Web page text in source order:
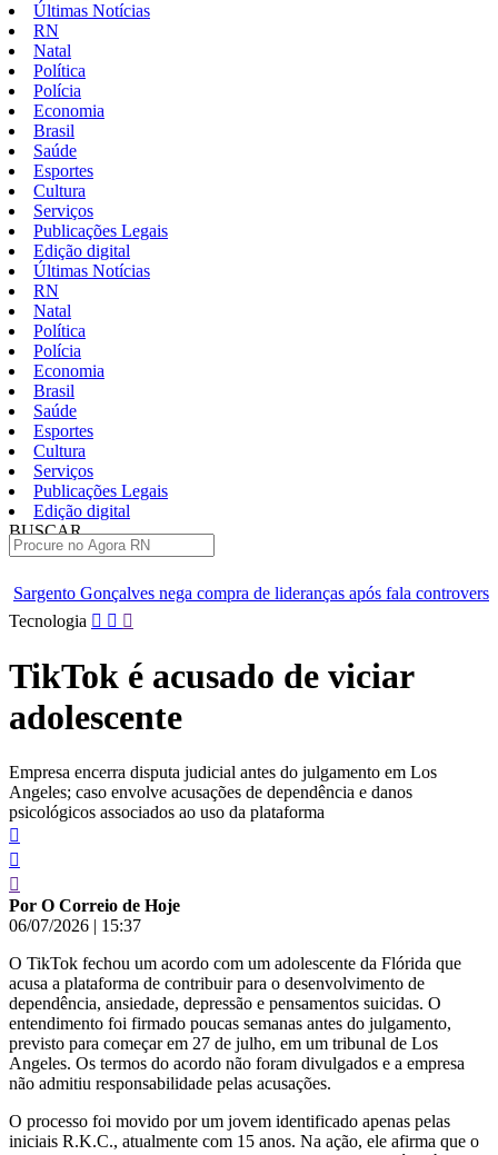
Últimas Notícias
RN
Natal
Política
Polícia
Economia
Brasil
Saúde
Esportes
Cultura
Serviços
Publicações Legais
Edição digital
Últimas Notícias
RN
Natal
Política
Polícia
Economia
Brasil
Saúde
Esportes
Cultura
Serviços
Publicações Legais
Edição digital
BUSCAR
nega compra de lideranças após fala controversa em entrevista
Pular
conteúdo
Tecnologia
TikTok é acusado de viciar
adolescente
Empresa encerra disputa judicial antes do julgamento em Los
Angeles; caso envolve acusações de dependência e danos
psicológicos associados ao uso da plataforma
Por O Correio de Hoje
06/07/2026 | 15:37
O TikTok fechou um acordo com um adolescente da Flórida que
acusa a plataforma de contribuir para o desenvolvimento de
dependência, ansiedade, depressão e pensamentos suicidas. O
entendimento foi firmado poucas semanas antes do julgamento,
previsto para começar em 27 de julho, em um tribunal de Los
Angeles. Os termos do acordo não foram divulgados e a empresa
não admitiu responsabilidade pelas acusações.
O processo foi movido por um jovem identificado apenas pelas
iniciais R.K.C., atualmente com 15 anos. Na ação, ele afirma que o